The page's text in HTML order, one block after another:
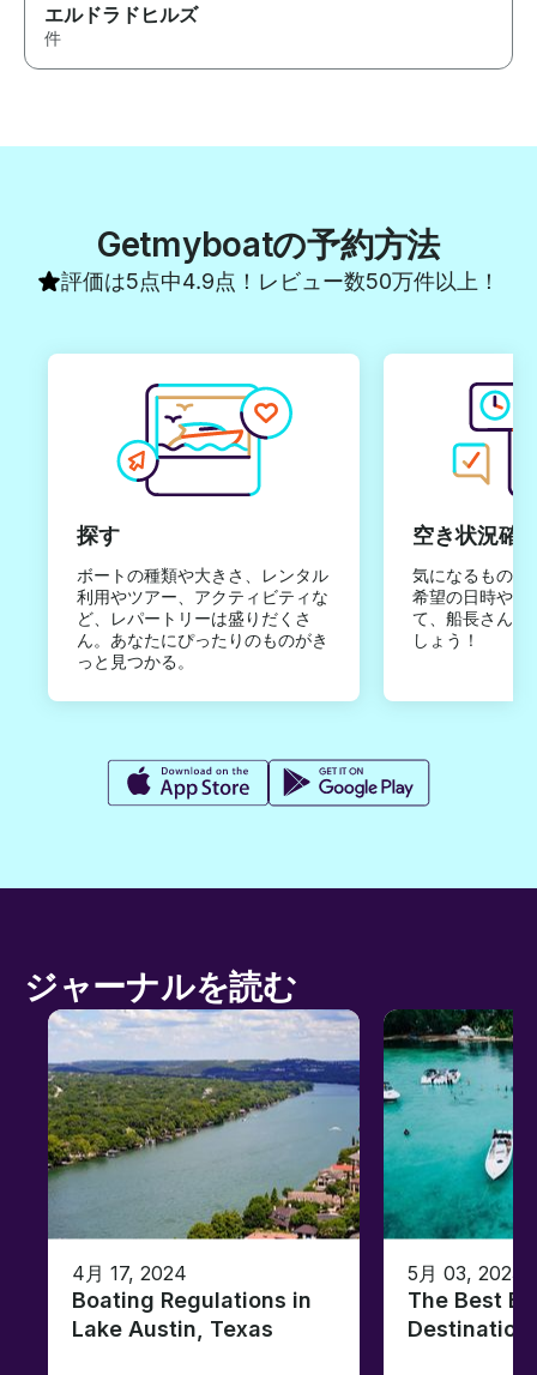
エルドラドヒルズ
件
Getmyboatの予約方法
評価は5点中4.9点！レビュー数50万件以上！
探す
ボートの種類や大きさ、レンタル
利用やツアー、アクティビティな
ど、レパートリーは盛りだくさ
ん。あなたにぴったりのものがき
っと見つかる。
空き状況確
気になるものは
希望の日時やご
て、船長さんか
しょう！
ジャーナルを読む
4月 17, 2024
Boating Regulations in
Lake Austin, Texas
5月 03, 2023
The Best